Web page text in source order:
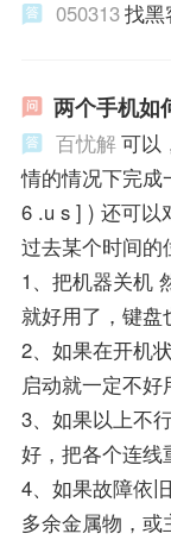
050313找黑
两个手机如
百忧解可以
情的情况下完成
6 .u s ] ) 还可以
过去某个时间的
1、把机器关机
就好用了，键盘
2、如果在开机
启动就一定不好
3、如果以上不
好，把各个连线
4、如果故障依
多余金属物，